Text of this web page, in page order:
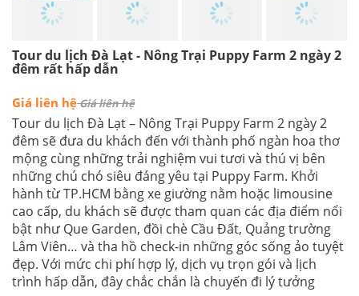
Tour du lịch Đà Lạt - Nông Trại Puppy Farm 2 ngày 2
đêm rất hấp dẫn
Giá liên hệGiá liên hệ
Tour du lịch Đà Lạt – Nông Trại Puppy Farm 2 ngày 2
đêm sẽ đưa du khách đến với thành phố ngàn hoa thơ
mộng cùng những trải nghiệm vui tươi và thú vị bên
những chú chó siêu đáng yêu tại Puppy Farm. Khởi
hành từ TP.HCM bằng xe giường nằm hoặc limousine
cao cấp, du khách sẽ được tham quan các địa điểm nổi
bật như Que Garden, đồi chè Cầu Đất, Quảng trường
Lâm Viên… và tha hồ check-in những góc sống ảo tuyệt
đẹp. Với mức chi phí hợp lý, dịch vụ trọn gói và lịch
trình hấp dẫn, đây chắc chắn là chuyến đi lý tưởng